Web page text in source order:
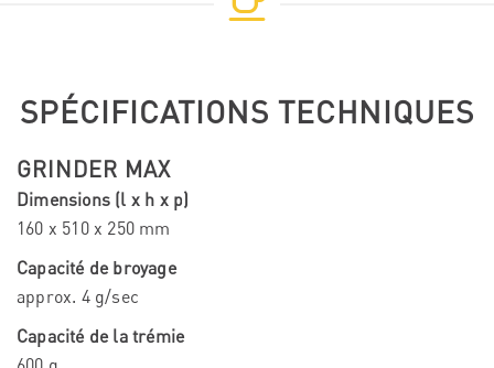
SPÉCIFICATIONS TECHNIQUES
GRINDER MAX
Dimensions (l x h x p)
160 x 510 x 250 mm
Capacité de broyage
approx. 4 g/sec
Capacité de la trémie